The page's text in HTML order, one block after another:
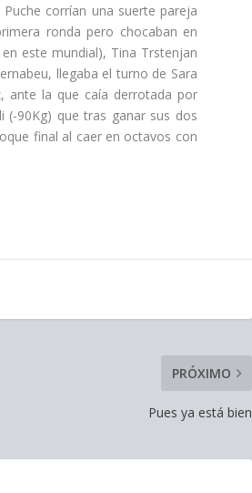
corrían una suerte pareja
ronda pero chocaban en
este mundial), Tina Trstenjan
llegaba el turno de Sara
ante la que caía derrotada por
(-90Kg) que tras ganar sus dos
final al caer en octavos con
PRÓXIMO
Pues ya está bien